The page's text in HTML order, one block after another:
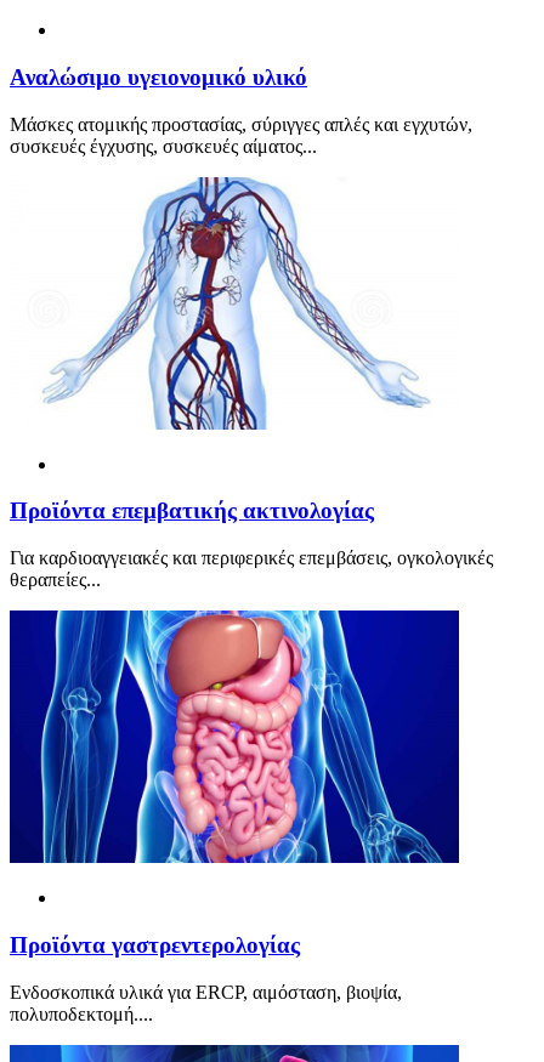
Αναλώσιμο υγειονομικό υλικό
Μάσκες ατομικής προστασίας, σύριγγες απλές και εγχυτών,
συσκευές έγχυσης, συσκευές αίματος...
Προϊόντα επεμβατικής ακτινολογίας
Για καρδιοαγγειακές και περιφερικές επεμβάσεις, ογκολογικές
θεραπείες...
Προϊόντα γαστρεντερολογίας
Ενδοσκοπικά υλικά για ERCP, αιμόσταση, βιοψία,
πολυποδεκτομή....